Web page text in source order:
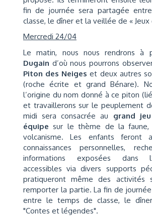
fin de journée sera partagée
classe, le dîner et la veillée de « Jeux
Mercredi 24/04
Le matin, nous nous rendrons à
Dugain d’où nous pourrons
Piton des Neiges et deux autres
(roche écrite et grand Bénare).
l’origine du nom donné à ce piton
et travaillerons sur le peuplement
midi sera consacrée au grand
équipesur le thème de la
volcanisme. Les enfants feront
connaissances personnelles,
informations exposées dans
accessibles via divers supports
pratiqueront même des activités
remporter la partie. La fin de
entre le temps de classe, le
"Contes et légendes".